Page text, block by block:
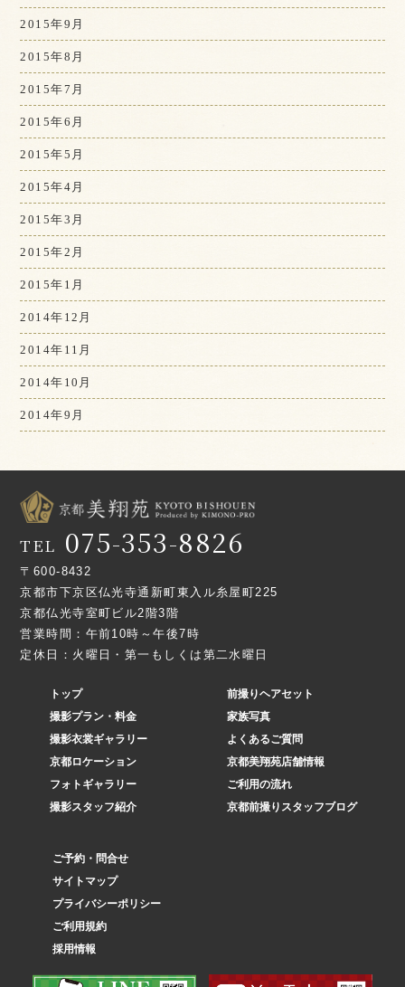
2015年9月
2015年8月
2015年7月
2015年6月
2015年5月
2015年4月
2015年3月
2015年2月
2015年1月
2014年12月
2014年11月
2014年10月
2014年9月
TEL 075-353-8826
〒600-8432
京都市下京区仏光寺通新町東入ル糸屋町225
京都仏光寺室町ビル2階3階
営業時間：午前10時～午後7時
定休日：火曜日・第一もしくは第二水曜日
トップ
撮影プラン・料金
撮影衣裳ギャラリー
京都ロケーション
フォトギャラリー
撮影スタッフ紹介
前撮りヘアセット
家族写真
よくあるご質問
京都美翔苑店舗情報
ご利用の流れ
京都前撮りスタッフブログ
ご予約・問合せ
サイトマップ
プライバシーポリシー
ご利用規約
採用情報